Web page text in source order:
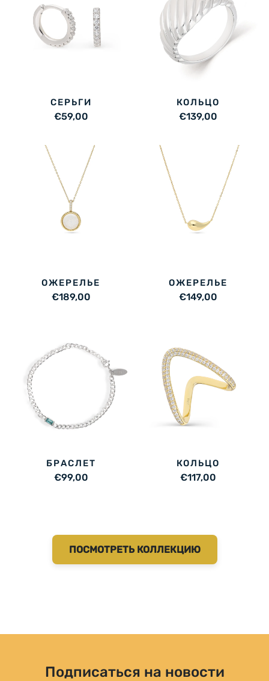
СЕРЬГИ
€59,00
КОЛЬЦО
€139,00
ОЖЕРЕЛЬЕ
€189,00
ОЖЕРЕЛЬЕ
€149,00
БРАСЛЕТ
€99,00
КОЛЬЦО
€117,00
ПОСМОТРЕТЬ КОЛЛЕКЦИЮ
Подписаться на новости